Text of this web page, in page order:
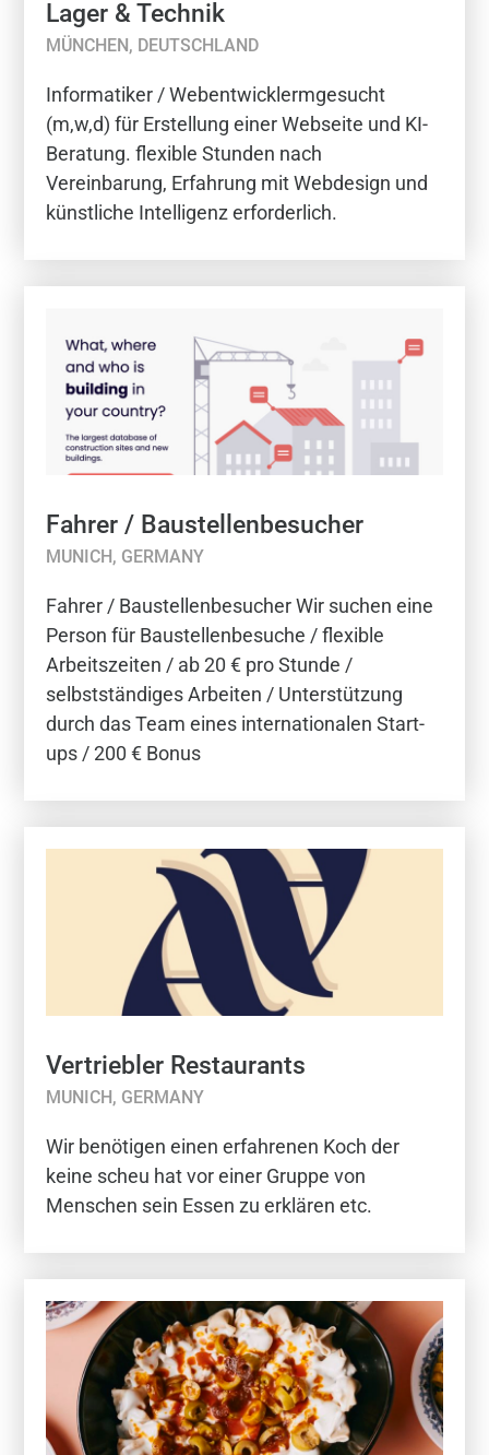
Lager & Technik
MÜNCHEN, DEUTSCHLAND
Informatiker / Webentwicklermgesucht
(m,w,d) für Erstellung einer Webseite und KI-
Beratung. flexible Stunden nach
Vereinbarung, Erfahrung mit Webdesign und
künstliche Intelligenz erforderlich.
Fahrer / Baustellenbesucher
MUNICH, GERMANY
Fahrer / Baustellenbesucher Wir suchen eine
Person für Baustellenbesuche / flexible
Arbeitszeiten / ab 20 € pro Stunde /
selbstständiges Arbeiten / Unterstützung
durch das Team eines internationalen Start-
ups / 200 € Bonus
Vertriebler Restaurants
MUNICH, GERMANY
Wir benötigen einen erfahrenen Koch der
keine scheu hat vor einer Gruppe von
Menschen sein Essen zu erklären etc.